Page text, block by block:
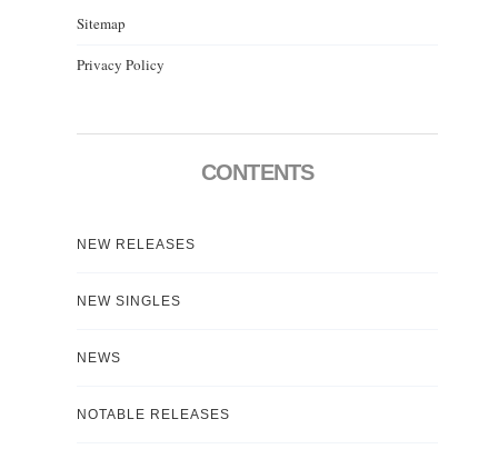
Sitemap
Privacy Policy
CONTENTS
NEW RELEASES
NEW SINGLES
NEWS
NOTABLE RELEASES